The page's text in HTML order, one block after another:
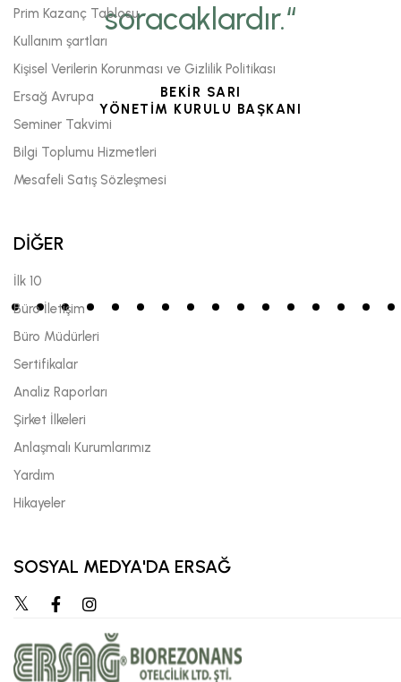
soracaklardır.“
BEKİR SARI
YÖNETİM KURULU BAŞKANI
Prim Kazanç Tablosu
Kullanım şartları
Kişisel Verilerin Korunması ve Gizlilik Politikası
Ersağ Avrupa
Seminer Takvimi
Bilgi Toplumu Hizmetleri
Mesafeli Satış Sözleşmesi
DİĞER
İlk 10
Büro İletişim
Büro Müdürleri
Sertifikalar
Analiz Raporları
Şirket İlkeleri
Anlaşmalı Kurumlarımız
Yardım
Hikayeler
SOSYAL MEDYA'DA ERSAĞ